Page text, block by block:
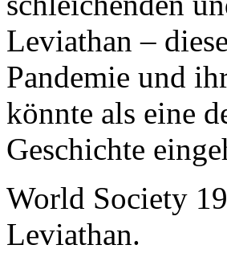
Leviathan –
Pandemie und
könnte als eine
Geschichte
World Society
Leviathan.